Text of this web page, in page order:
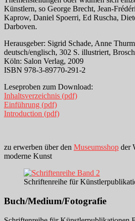
Künstlern, so George Brecht, Jean-
Kaprow, Daniel Spoerri, Ed Ruscha,
Darboven.
Herausgeber: Sigrid Schade, Anne
deutsch/englisch, 302 S. illustriert,
Köln: Salon Verlag, 2009
ISBN 978-3-89770-291-2
Leseproben zum Download:
Inhaltsverzeichnis (pdf)
Einführung (pdf)
Introduction (pdf)
zu erwerben über den Museumsshop der
moderne Kunst
Schriftenreihe für
Buch/Medium/Fotografie